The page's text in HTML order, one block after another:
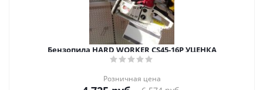
Бензопила HARD WORKER CS45-16P УЦЕНКА
Розничная цена